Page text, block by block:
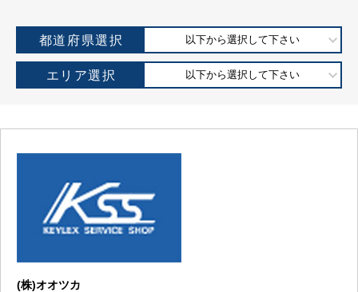
都道府県選択 以下から選択して下さい
エリア選択 以下から選択して下さい
(株)オオツカ